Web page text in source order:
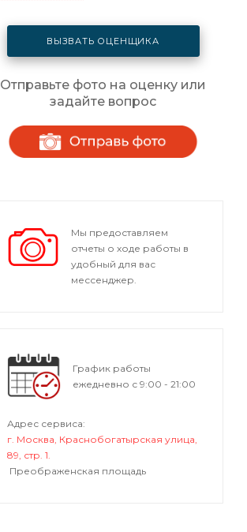
ВЫЗВАТЬ ОЦЕНЩИКА
Отправьте фото на оценку или
задайте вопрос
Мы предоставляем
отчеты о ходе работы в
удобный для вас
мессенджер.
График работы
ежедневно с 9:00 - 21:00
Адрес сервиса:
г. Москва, Краснобогатырская улица,
89, стр. 1.
Преображенская площадь